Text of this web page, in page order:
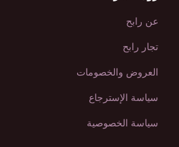
عن رابح
تجار رابح
العروض والخصومات
سياسة الإسترجاع
سياسة الخصوصية